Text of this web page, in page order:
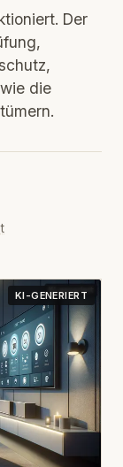
Der
die
KI-GENERIERT